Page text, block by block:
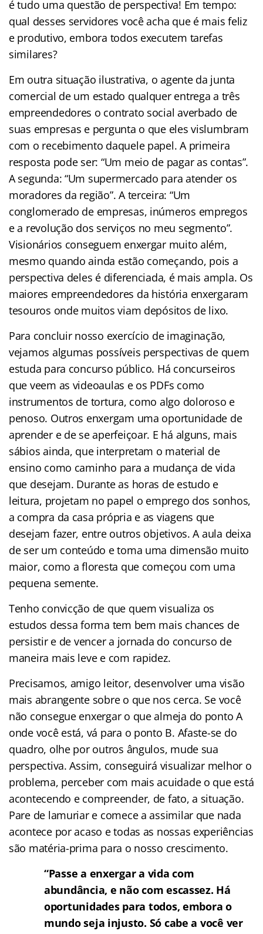
é tudo uma questão de perspectiva! Em tempo:
qual desses servidores você acha que é mais feliz
e produtivo, embora todos executem tarefas
similares?
Em outra situação ilustrativa, o agente da junta
comercial de um estado qualquer entrega a três
empreendedores o contrato social averbado de
suas empresas e pergunta o que eles vislumbram
com o recebimento daquele papel. A primeira
resposta pode ser: “Um meio de pagar as contas”.
A segunda: “Um supermercado para atender os
moradores da região”. A terceira: “Um
conglomerado de empresas, inúmeros empregos
e a revolução dos serviços no meu segmento”.
Visionários conseguem enxergar muito além,
mesmo quando ainda estão começando, pois a
perspectiva deles é diferenciada, é mais ampla. Os
maiores empreendedores da história enxergaram
tesouros onde muitos viam depósitos de lixo.
Para concluir nosso exercício de imaginação,
vejamos algumas possíveis perspectivas de quem
estuda para concurso público. Há concurseiros
que veem as videoaulas e os PDFs como
instrumentos de tortura, como algo doloroso e
penoso. Outros enxergam uma oportunidade de
aprender e de se aperfeiçoar. E há alguns, mais
sábios ainda, que interpretam o material de
ensino como caminho para a mudança de vida
que desejam. Durante as horas de estudo e
leitura, projetam no papel o emprego dos sonhos,
a compra da casa própria e as viagens que
desejam fazer, entre outros objetivos. A aula deixa
de ser um conteúdo e toma uma dimensão muito
maior, como a floresta que começou com uma
pequena semente.
Tenho convicção de que quem visualiza os
estudos dessa forma tem bem mais chances de
persistir e de vencer a jornada do concurso de
maneira mais leve e com rapidez.
Precisamos, amigo leitor, desenvolver uma visão
mais abrangente sobre o que nos cerca. Se você
não consegue enxergar o que almeja do ponto A
onde você está, vá para o ponto B. Afaste-se do
quadro, olhe por outros ângulos, mude sua
perspectiva. Assim, conseguirá visualizar melhor o
problema, perceber com mais acuidade o que está
acontecendo e compreender, de fato, a situação.
Pare de lamuriar e comece a assimilar que nada
acontece por acaso e todas as nossas experiências
são matéria-prima para o nosso crescimento.
“Passe a enxergar a vida com
abundância, e não com escassez. Há
oportunidades para todos, embora o
mundo seja injusto. Só cabe a você ver